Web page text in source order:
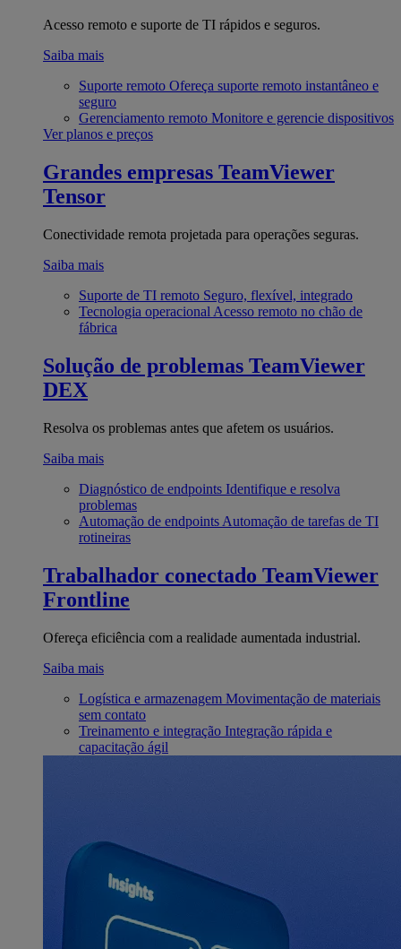
Acesso remoto e suporte de TI rápidos e seguros.
Saiba mais
Suporte remoto Ofereça suporte remoto instantâneo e
seguro
Gerenciamento remoto Monitore e gerencie dispositivos
Ver planos e preços
Grandes empresas TeamViewer
Tensor
Conectividade remota projetada para operações seguras.
Saiba mais
Suporte de TI remoto Seguro, flexível, integrado
Tecnologia operacional Acesso remoto no chão de
fábrica
Solução de problemas TeamViewer
DEX
Resolva os problemas antes que afetem os usuários.
Saiba mais
Diagnóstico de endpoints Identifique e resolva
problemas
Automação de endpoints Automação de tarefas de TI
rotineiras
Trabalhador conectado TeamViewer
Frontline
Ofereça eficiência com a realidade aumentada industrial.
Saiba mais
Logística e armazenagem Movimentação de materiais
sem contato
Treinamento e integração Integração rápida e
capacitação ágil